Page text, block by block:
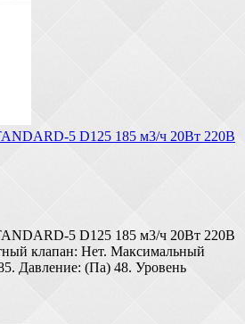
5 D125 185 м3/ч 20Вт 220В
5 D125 185 м3/ч 20Вт 220В
клапан: Нет. Максимальный
Давление: (Па) 48. Уровень